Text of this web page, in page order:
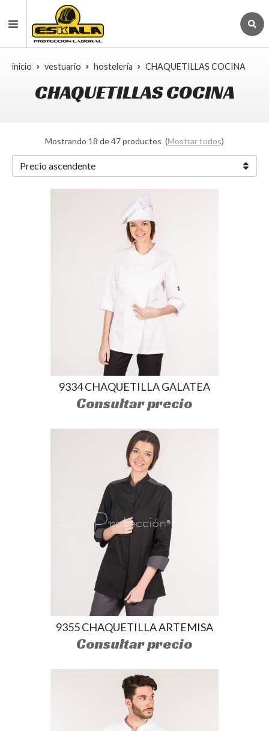
inicio vestuario hostelería CHAQUETILLAS COCINA
CHAQUETILLAS COCINA
Mostrando 18 de 47 productos (Mostrar todos)
9334 CHAQUETILLA GALATEA
Consultar precio
9355 CHAQUETILLA ARTEMISA
Consultar precio